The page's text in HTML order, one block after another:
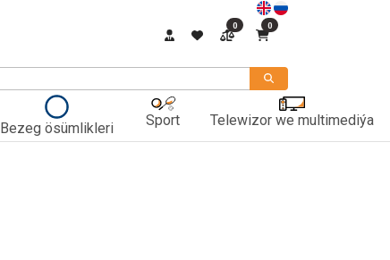
0 0
Bezeg ösümlikleri Sport Telewizor we multimediýa